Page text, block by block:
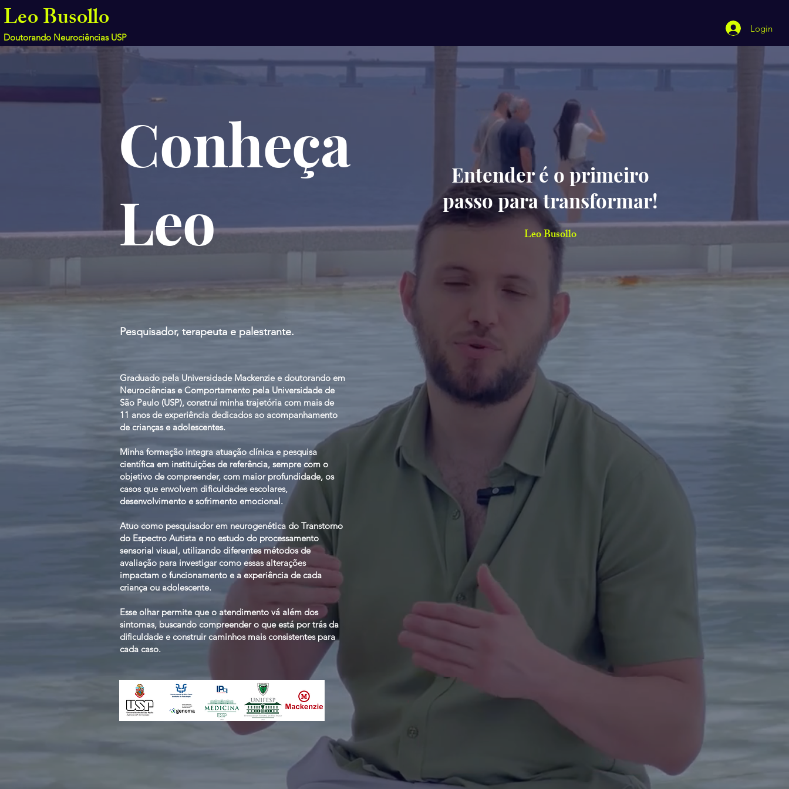
Leo Busollo
Doutorando Neurociências USP
Login
Conheça
Leo
Entender é o primeiro
passo para transformar!
Leo Busollo
Pesquisador, terapeuta e palestrante.
Graduado pela Universidade Mackenzie e doutorando em
Neurociências e Comportamento pela Universidade de
São Paulo (USP), construí minha trajetória com mais de
11 anos de experiência dedicados ao acompanhamento
de crianças e adolescentes.
Minha formação integra atuação clínica e pesquisa
científica em instituições de referência, sempre com o
objetivo de compreender, com maior profundidade, os
casos que envolvem dificuldades escolares,
desenvolvimento e sofrimento emocional.
Atuo como pesquisador em neurogenética do Transtorno
do Espectro Autista e no estudo do processamento
sensorial visual, utilizando diferentes métodos de
avaliação para investigar como essas alterações
impactam o funcionamento e a experiência de cada
criança ou adolescente.
Esse olhar permite que o atendimento vá além dos
sintomas, buscando compreender o que está por trás da
dificuldade e construir caminhos mais consistentes para
cada caso.